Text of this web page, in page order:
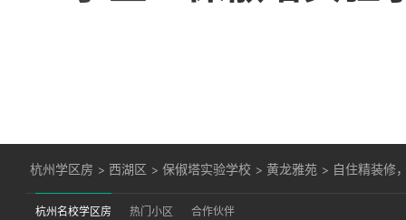
杭州学区房 > 西湖区 >保俶塔实验学校 >黄龙雅苑 > 自住精装修
杭州名校学区房 热门小区 合作伙伴